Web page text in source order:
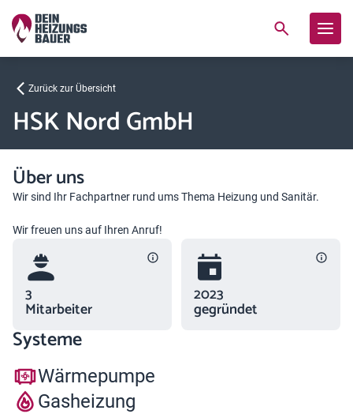
Zurück zur Übersicht
HSK Nord GmbH
Über uns
Wir sind Ihr Fachpartner rund ums Thema Heizung und Sanitär.
Wir freuen uns auf Ihren Anruf!
3
Mitarbeiter
2023
gegründet
Systeme
Wärmepumpe
Gasheizung